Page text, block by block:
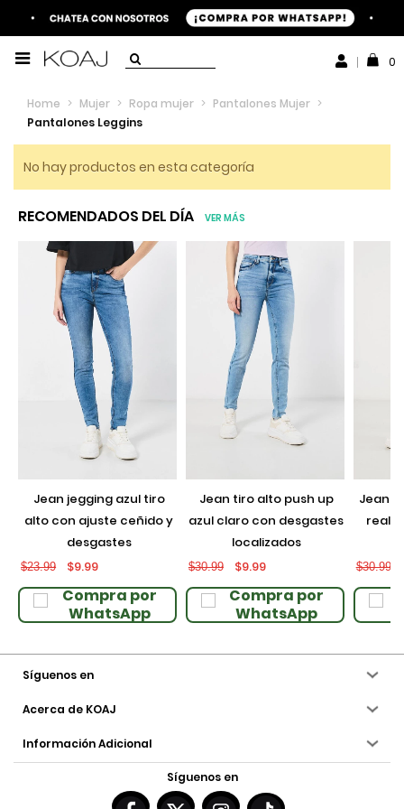
0
Home > Mujer > Ropa mujer > Pantalones Mujer >
Pantalones Leggins
No hay productos en esta categoría
RECOMENDADOS DEL DÍA VER MÁS
jean jegging azul tiro
alto con ajuste ceñido y
desgastes
$23.99 $9.99
Compra por
WhatsApp
jean tiro alto push up
azul claro con desgastes
localizados
$30.99 $9.99
Compra por
WhatsApp
jean push up negro con
$30.99
Síguenos en
Acerca de KOAJ
Información Adicional
Síguenos en